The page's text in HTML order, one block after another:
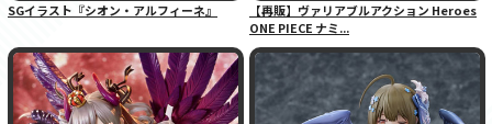
SGイラスト『シオン・アルフィーネ』
【再販】ヴァリアブルアクション Heroes
ONE PIECE ナミ...